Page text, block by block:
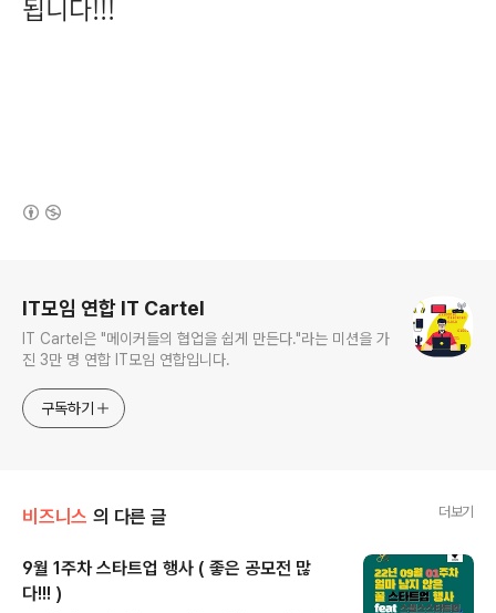
됩니다!!!
IT모임 연합 IT Cartel
IT Cartel은 "메이커들의 협업을 쉽게 만든다."라는 미션을 가
진 3만 명 연합 IT모임 연합입니다.
구독하기
비즈니스 의 다른 글 더보기
9월 1주차 스타트업 행사 ( 좋은 공모전 많
다!!! )